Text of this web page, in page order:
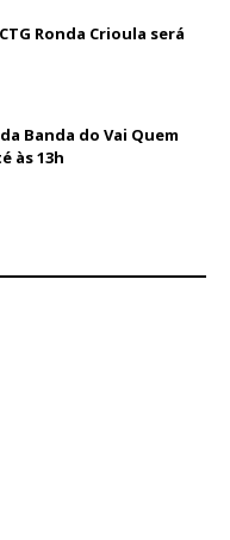
CTG Ronda Crioula será
Banda do Vai Quem
às 13h